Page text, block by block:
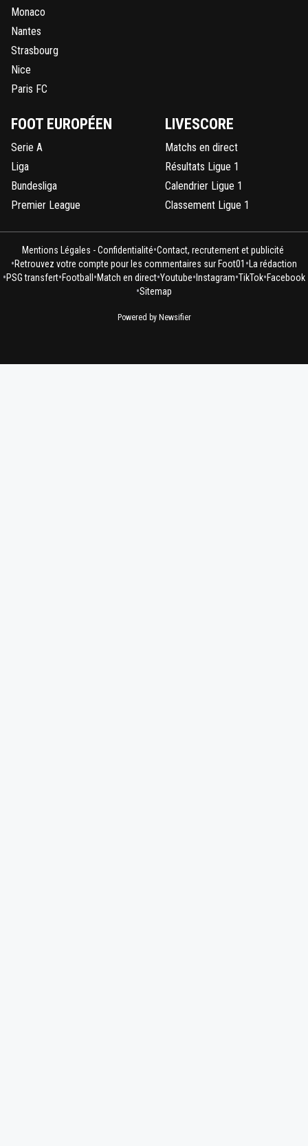
Monaco
Nantes
Strasbourg
Nice
Paris FC
FOOT EUROPÉEN
Serie A
Liga
Bundesliga
Premier League
LIVESCORE
Matchs en direct
Résultats Ligue 1
Calendrier Ligue 1
Classement Ligue 1
Mentions Légales - Confidentialité•Contact, recrutement et publicité
•Retrouvez votre compte pour les commentaires sur Foot01 •La rédaction
•PSG transfert•Football•Match en direct•Youtube•Instagram•TikTok•Facebook
•Sitemap
Powered by Newsifier